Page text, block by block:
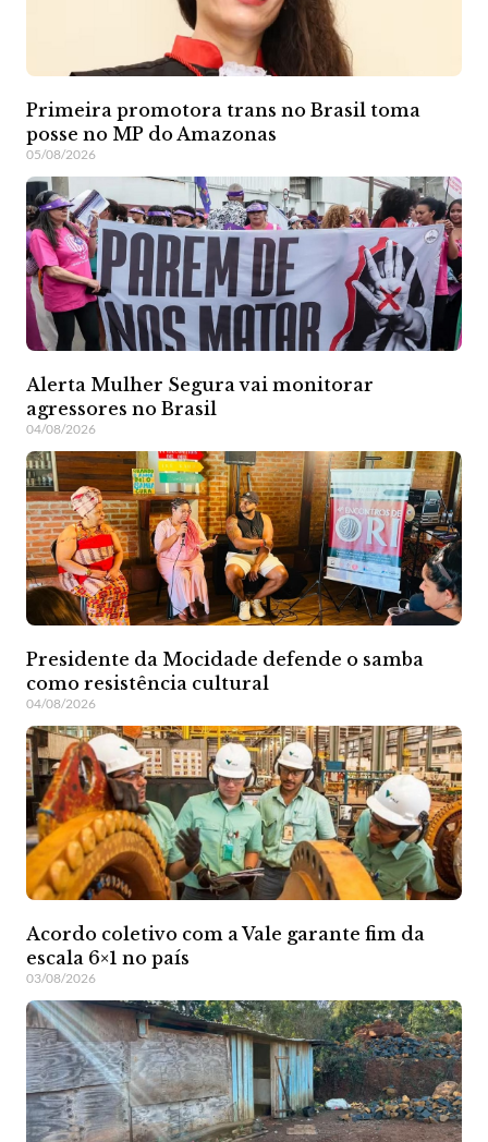
Primeira promotora trans no Brasil toma
posse no MP do Amazonas
05/08/2026
Alerta Mulher Segura vai monitorar
agressores no Brasil
04/08/2026
Presidente da Mocidade defende o samba
como resistência cultural
04/08/2026
Acordo coletivo com a Vale garante fim da
escala 6×1 no país
03/08/2026